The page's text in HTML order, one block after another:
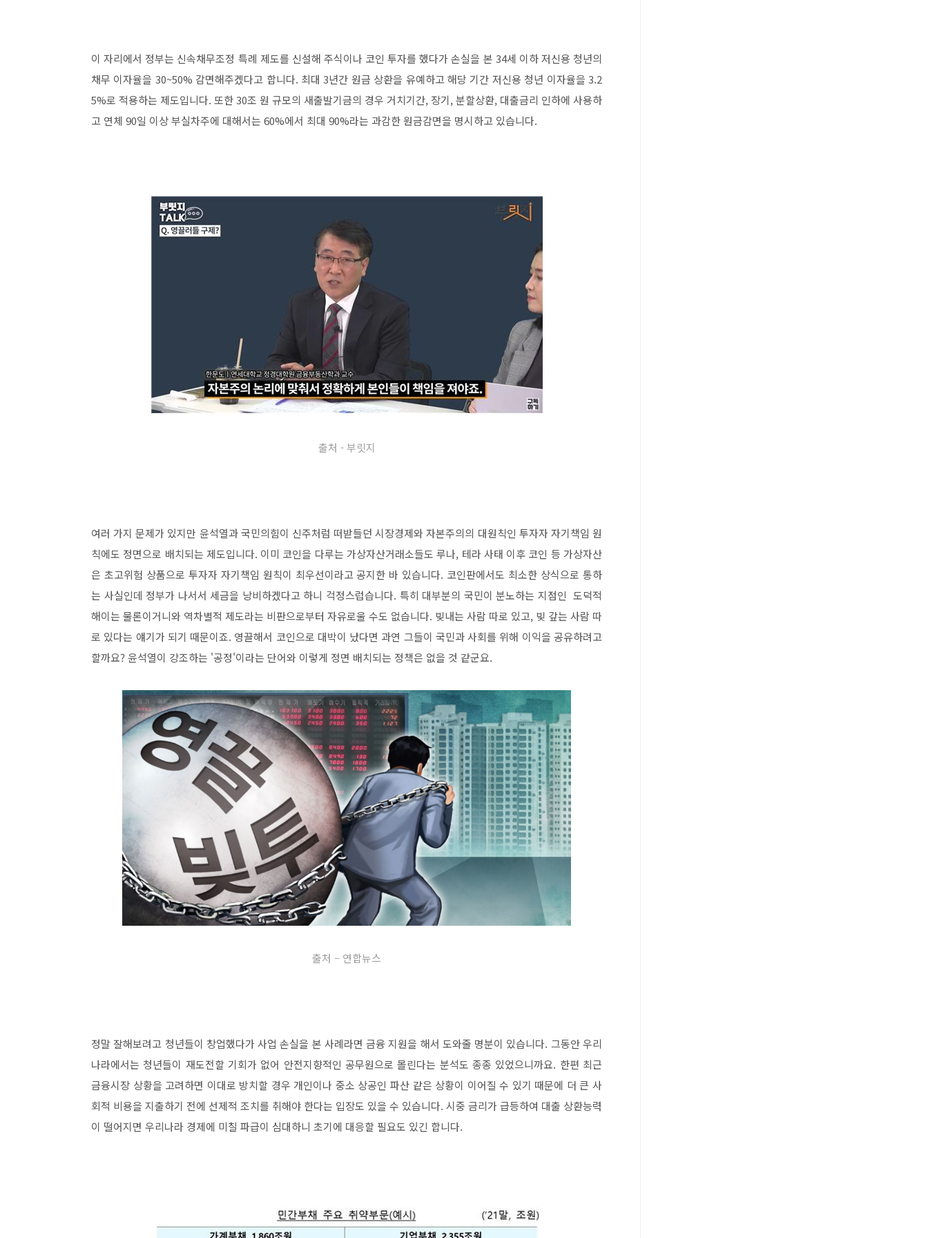
이 자리에서 정부는 신속채무조정 특례 제도를 신설해 주식이나 코인 투자를 했다가 손실을 본 34세 이하 저신용 청년의
채무 이자율을 30~50% 감면해주겠다고 합니다. 최대 3년간 원금 상환을 유예하고 해당 기간 저신용 청년 이자율을 3.2
5%로 적용하는 제도입니다. 또한 30조 원 규모의 새출발기금의 경우 거치기간, 장기, 분할상환, 대출금리 인하에 사용하
고 연체 90일 이상 부실차주에 대해서는 60%에서 최대 90%라는 과감한 원금감면을 명시하고 있습니다.
출처 - 부릿지
여러 가지 문제가 있지만 윤석열과 국민의힘이 신주처럼 떠받들던 시장경제와 자본주의의 대원칙인 투자자 자기책임 원
칙에도 정면으로 배치되는 제도입니다. 이미 코인을 다루는 가상자산거래소들도 루나, 테라 사태 이후 코인 등 가상자산
은 초고위험 상품으로 투자자 자기책임 원칙이 최우선이라고 공지한 바 있습니다. 코인판에서도 최소한 상식으로 통하
는 사실인데 정부가 나서서 세금을 낭비하겠다고 하니 걱정스럽습니다. 특히 대부분의 국민이 분노하는 지점인 도덕적
해이는 물론이거니와 역차별적 제도라는 비판으로부터 자유로울 수도 없습니다. 빚내는 사람 따로 있고, 빚 갚는 사람 따
로 있다는 얘기가 되기 때문이죠. 영끌해서 코인으로 대박이 났다면 과연 그들이 국민과 사회를 위해 이익을 공유하려고
할까요? 윤석열이 강조하는 '공정'이라는 단어와 이렇게 정면 배치되는 정책은 없을 것 같군요.
출처 – 연합뉴스
정말 잘해보려고 청년들이 창업했다가 사업 손실을 본 사례라면 금융 지원을 해서 도와줄 명분이 있습니다. 그동안 우리
나라에서는 청년들이 재도전할 기회가 없어 안전지향적인 공무원으로 몰린다는 분석도 종종 있었으니까요. 한편 최근
금융시장 상황을 고려하면 이대로 방치할 경우 개인이나 중소 상공인 파산 같은 상황이 이어질 수 있기 때문에 더 큰 사
회적 비용을 지출하기 전에 선제적 조치를 취해야 한다는 입장도 있을 수 있습니다. 시중 금리가 급등하여 대출 상환능력
이 떨어지면 우리나라 경제에 미칠 파급이 심대하니 초기에 대응할 필요도 있긴 합니다.